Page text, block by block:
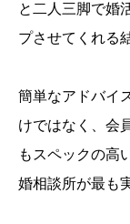
と二人三脚で婚
プさせてくれる
簡単なアドバイ
けではなく、会
もスペックの高
婚相談所が最も